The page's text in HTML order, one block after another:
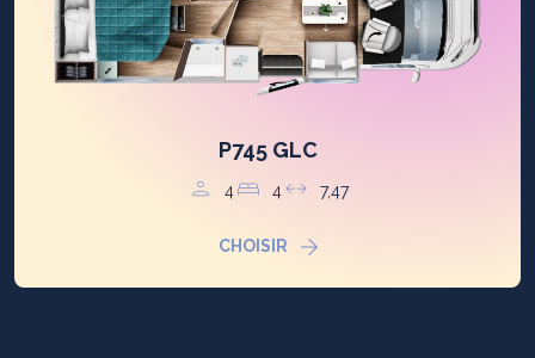
P745 GLC
4 4 7,47
CHOISIR